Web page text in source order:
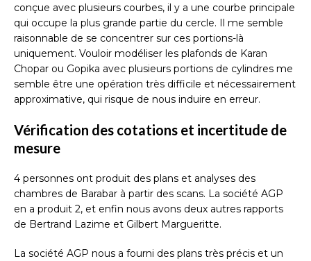
conçue avec plusieurs courbes, il y a une courbe principale
qui occupe la plus grande partie du cercle. Il me semble
raisonnable de se concentrer sur ces portions-là
uniquement. Vouloir modéliser les plafonds de Karan
Chopar ou Gopika avec plusieurs portions de cylindres me
semble être une opération très difficile et nécessairement
approximative, qui risque de nous induire en erreur.
Vérification des cotations et incertitude de
mesure
4 personnes ont produit des plans et analyses des
chambres de Barabar à partir des scans. La société AGP
en a produit 2, et enfin nous avons deux autres rapports
de Bertrand Lazime et Gilbert Margueritte.
La société AGP nous a fourni des plans très précis et un